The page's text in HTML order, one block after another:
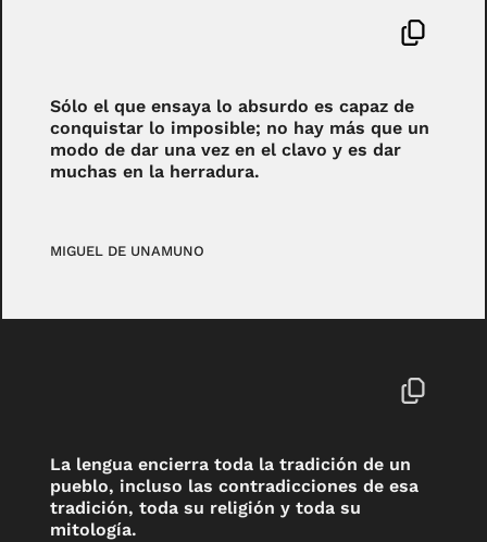
Sólo el que ensaya lo absurdo es capaz de
conquistar lo imposible; no hay más que un
modo de dar una vez en el clavo y es dar
muchas en la herradura.
MIGUEL DE UNAMUNO
La lengua encierra toda la tradición de un
pueblo, incluso las contradicciones de esa
tradición, toda su religión y toda su
mitología.